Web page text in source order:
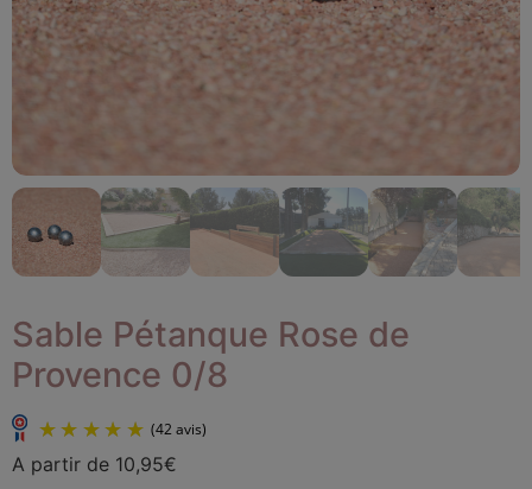
Sable Pétanque Rose de
Provence 0/8
A partir de 10,95€